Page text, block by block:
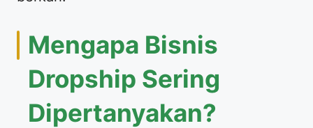
Mengapa Bisnis
Dropship Sering
Dipertanyakan?